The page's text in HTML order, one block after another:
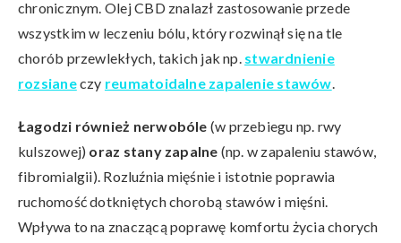
chronicznym. Olej CBD znalazł zastosowanie przede
wszystkim w leczeniu bólu, który rozwinął się na tle
chorób przewlekłych, takich jak np. stwardnienie
rozsianeczy reumatoidalne zapalenie stawów.
Łagodzi również nerwobóle (w przebiegu np. rwy
kulszowej) oraz stany zapalne (np. w zapaleniu stawów,
fibromialgii). Rozluźnia mięśnie i istotnie poprawia
ruchomość dotkniętych chorobą stawów i mięśni.
Wpływa to na znaczącą poprawę komfortu życia chorych